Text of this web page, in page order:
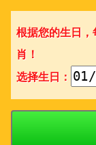
根据您的生日
肖！
选择生日：